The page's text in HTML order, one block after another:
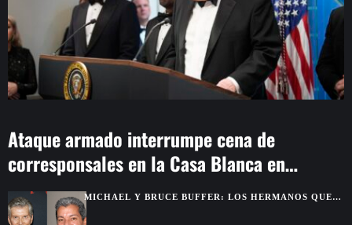
Ataque armado interrumpe cena de
corresponsales en la Casa Blanca en
WashingtonMICHAEL Y BRUCE BUFFER: LOS HERMANOS QUE
SE DESCUBRIERON GRACIAS A UNA PELEA POR
TELEVISIÓN